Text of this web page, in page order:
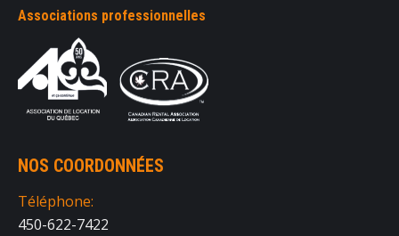
Associations professionnelles
NOS COORDONNÉES
Téléphone:
450-622-7422